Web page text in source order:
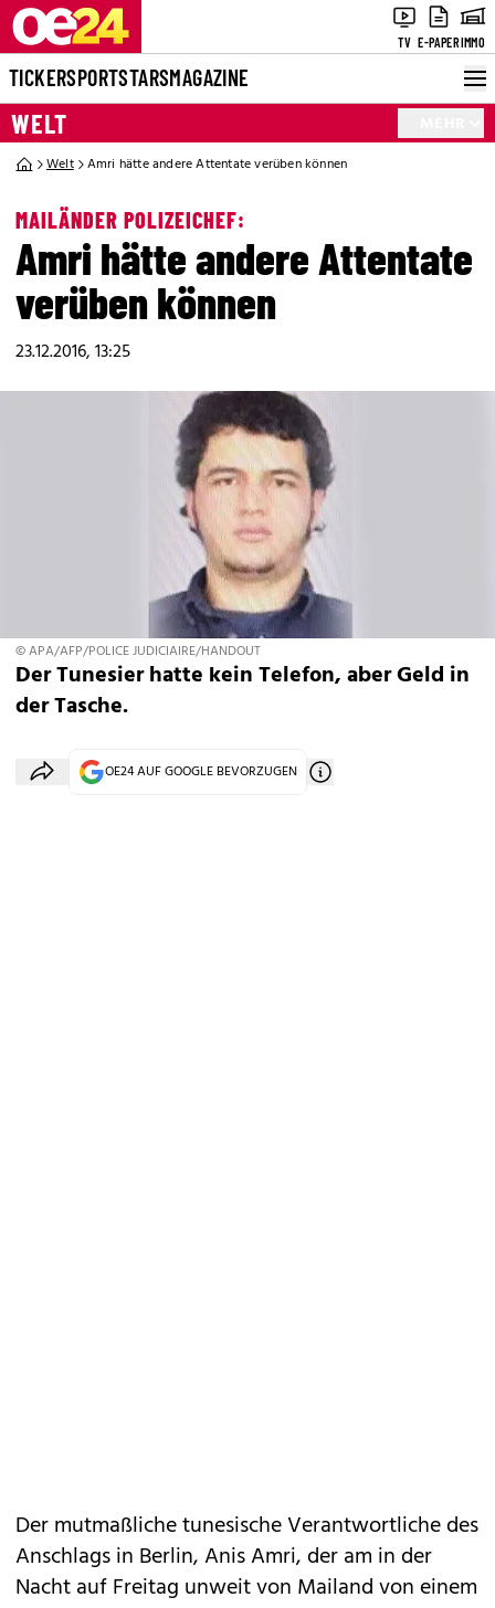
TV E-PAPERIMMO
TICKERSPORTSTARSMAGAZINE
WELT
Welt Amri hätte andere Attentate verüben können
MAILÄNDER POLIZEICHEF:
Amri hätte andere Attentate
verüben können
23.12.2016, 13:25
© APA/AFP/POLICE JUDICIAIRE/HANDOUT
Der Tunesier hatte kein Telefon, aber Geld in
der Tasche.
OE24 AUF GOOGLE BEVORZUGEN
Der mutmaßliche tunesische Verantwortliche des
Anschlags in Berlin, Anis Amri, der am in der
Nacht auf Freitag unweit von Mailand von einem